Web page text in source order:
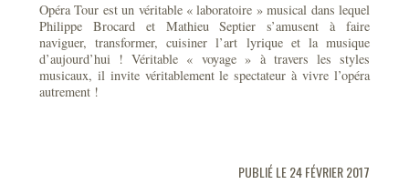
Opéra Tour est un véritable « laboratoire » musical dans lequel
Philippe Brocard et Mathieu Septier s’amusent à faire
naviguer, transformer, cuisiner l’art lyrique et la musique
d’aujourd’hui ! Véritable « voyage » à travers les styles
musicaux, il invite véritablement le spectateur à vivre l’opéra
autrement !
PUBLIÉ LE 24 FÉVRIER 2017